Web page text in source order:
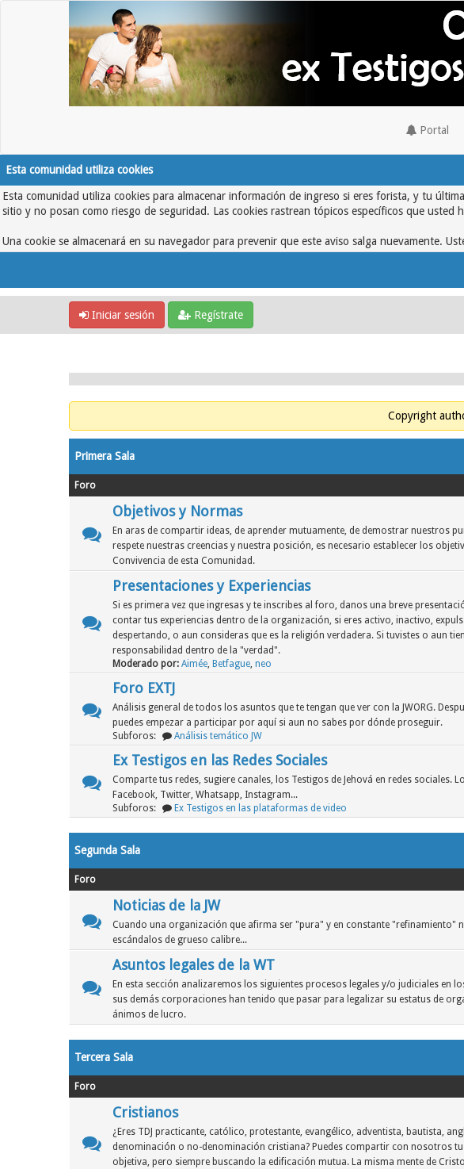
Portal
Esta comunidad utiliza cookies
Esta comunidad utiliza cookies para almacenar información de ingreso si eres forista, y tu
sitio y no posan como riesgo de seguridad. Las cookies rastrean tópicos específicos que
Una cookie se almacenará en su navegador para prevenir que este aviso salga nuevamente.
Iniciar sesión Regístrate
Copyright
Primera Sala
Foro
Objetivos y Normas
En aras de compartir ideas, de aprender mutuamente, de demostrar nuestros
respete nuestras creencias y nuestra posición, es necesario establecer los
Convivencia de esta Comunidad.
Presentaciones y Experiencias
Si es primera vez que ingresas y te inscribes al foro, danos una breve
contar tus experiencias dentro de la organización, si eres activo, inactivo,
despertando, o aun consideras que es la religión verdadera. Si tuvistes o aun
responsabilidad dentro de la "verdad".
Moderado por: Aimée, Betfague, neo
Foro EXTJ
Análisis general de todos los asuntos que te tengan que ver con la JWORG.
puedes empezar a participar por aquí si aun no sabes por dónde proseguir.
Subforos:
Análisis temático JW
Ex Testigos en las Redes Sociales
Comparte tus redes, sugiere canales, los Testigos de Jehová en redes sociales.
Facebook, Twitter, Whatsapp, Instagram...
Subforos:
Ex Testigos en las plataformas de video
Segunda Sala
Foro
Noticias de la JW
Cuando una organización que afirma ser "pura" y en constante "refinamiento"
escándalos de grueso calibre...
Asuntos legales de la WT
En esta sección analizaremos los siguientes procesos legales y/o judiciales en
sus demás corporaciones han tenido que pasar para legalizar su estatus de
ánimos de lucro.
Tercera Sala
Foro
Cristianos
¿Eres TDJ practicante, católico, protestante, evangélico, adventista, bautista,
denominación o no-denominación cristiana? Puedes compartir con nosotros
objetiva, pero siempre buscando la edificación mutua. La misma mente de